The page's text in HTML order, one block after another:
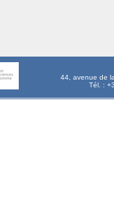
44, avenue de
Tél. :